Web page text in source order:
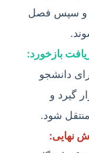
و سپس فصل
بازخورد:
دانشجو
گیرد و
شود.
نهایی: